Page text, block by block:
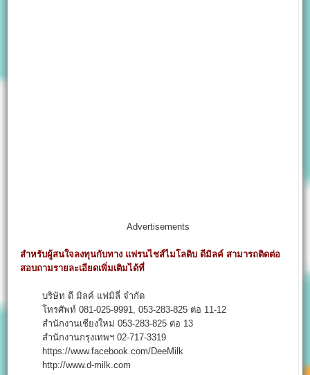
Advertisements
สำหรับผู้สนใจลงทุนกับทาง แฟรนไชส์ไมโลดิบ ดีมิลค์ สามารถติดต่อ
สอบถามรายละเอียดเพิ่มเติมได้ที่
บริษัท ดี มิลค์ แฟมิลี่ จำกัด
โทรศัพท์ 081-025-9991, 053-283-825 ต่อ 11-12
สำนักงานเชียงใหม่ 053-283-825 ต่อ 13
สำนักงานกรุงเทพฯ 02-717-3319
https://www.facebook.com/DeeMilk
http://www.d-milk.com